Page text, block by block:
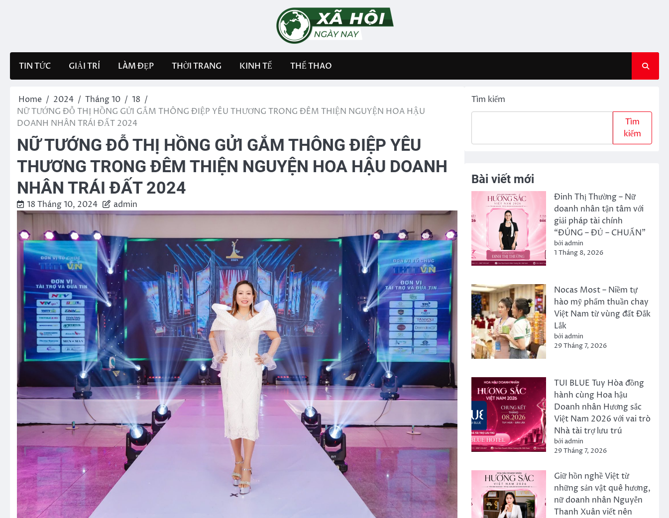
TIN TỨC GIẢI TRÍ LÀM ĐẸP THỜI TRANG KINH TẾ THỂ THAO
Home 2024 Tháng 10
18
NỮ TƯỚNG ĐỖ THỊ HỒNG GỬI GẮM THÔNG ĐIỆP YÊU THƯƠNG TRONG ĐÊM THIỆN NGUYỆN HOA HẬU
DOANH NHÂN TRÁI ĐẤT 2024
NỮ TƯỚNG ĐỖ THỊ HỒNG GỬI GẮM THÔNG ĐIỆP YÊU
THƯƠNG TRONG ĐÊM THIỆN NGUYỆN HOA HẬU DOANH
NHÂN TRÁI ĐẤT 2024
18 Tháng 10, 2024 admin
Tìm kiếm
Tìm
kiếm
Bài viết mới
Đinh Thị Thường – Nữ
doanh nhân tận tâm với
giải pháp tài chính
“ĐÚNG – ĐỦ – CHUẨN”
bởi admin
1 Tháng 8, 2026
Nocas Most – Niềm tự
hào mỹ phẩm thuần chay
Việt Nam từ vùng đất Đắk
Lắk
bởi admin
29 Tháng 7, 2026
TUI BLUE Tuy Hòa đồng
hành cùng Hoa hậu
Doanh nhân Hương sắc
Việt Nam 2026 với vai trò
Nhà tài trợ lưu trú
bởi admin
29 Tháng 7, 2026
Giữ hồn nghề Việt từ
những sản vật quê hương,
nữ doanh nhân Nguyễn
Thanh Xuân viết nên